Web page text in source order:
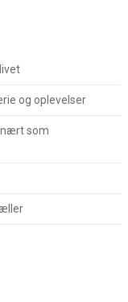
og oplevelser
som